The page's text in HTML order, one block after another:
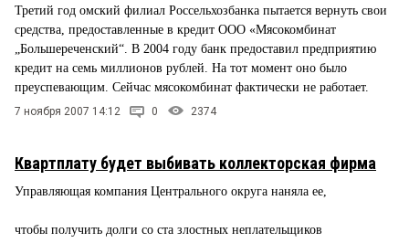
Третий год омский филиал Россельхозбанка пытается вернуть свои
средства, предоставленные в кредит ООО «Мясокомбинат
„Большереченский“. В 2004 году банк предоставил предприятию
кредит на семь миллионов рублей. На тот момент оно было
преуспевающим. Сейчас мясокомбинат фактически не работает.
7 ноября 2007 14:12 0 2374
Квартплату будет выбивать коллекторская фирма
Управляющая компания Центрального округа наняла ее,
чтобы получить долги со ста злостных неплательщиков